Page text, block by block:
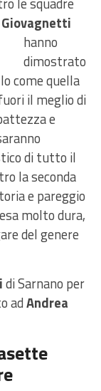
Giovagnetti
hanno
dimostrato
come quella
il meglio di
e
di tutto il
la seconda
e pareggio
molto dura,
del genere
di Sarnano per
adAndrea